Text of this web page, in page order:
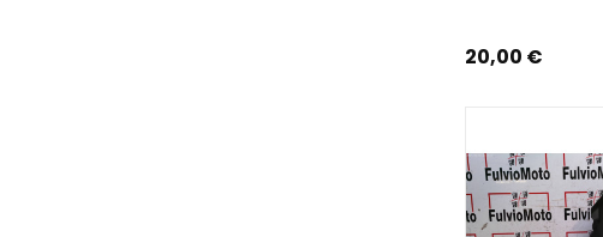
Prix
20,00 €